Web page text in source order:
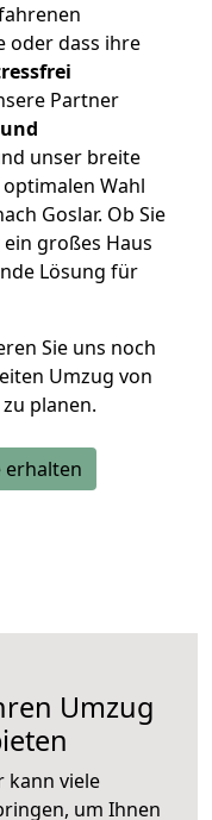
oder dass ihre
Partner
unser breite
Wahl
Goslar. Ob Sie
großes Haus
Lösung für
Sie uns noch
Umzug von
planen.
erhalten
Umzug
kann viele
um Ihnen